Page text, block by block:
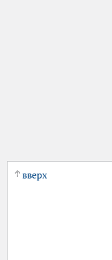
вверх